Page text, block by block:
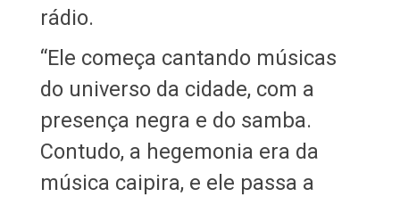
rádio.
“Ele começa cantando músicas
do universo da cidade, com a
presença negra e do samba.
Contudo, a hegemonia era da
música caipira, e ele passa a